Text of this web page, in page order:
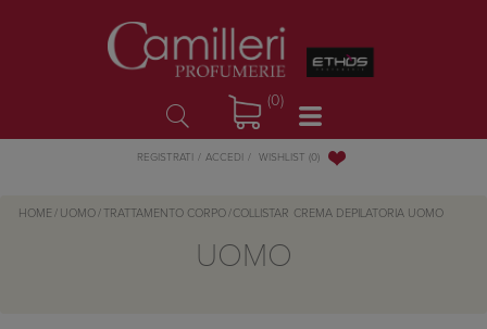
(0)
REGISTRATI ACCEDI WISHLIST (0)
HOME / UOMO / TRATTAMENTO CORPO / COLLISTAR CREMA DEPILATORIA UOMO
UOMO